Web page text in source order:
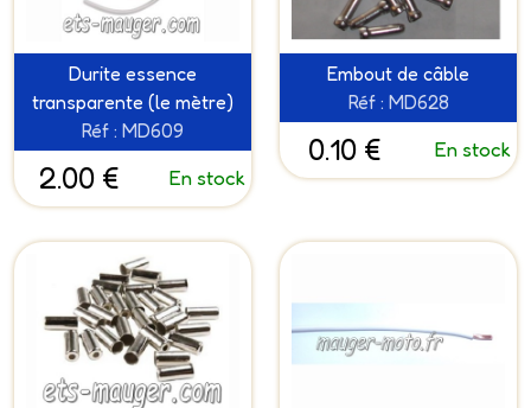
Durite essence
transparente (le mètre)
Réf : MD609
2.00 € En stock
Embout de câble
Réf : MD628
0.10 € En stock